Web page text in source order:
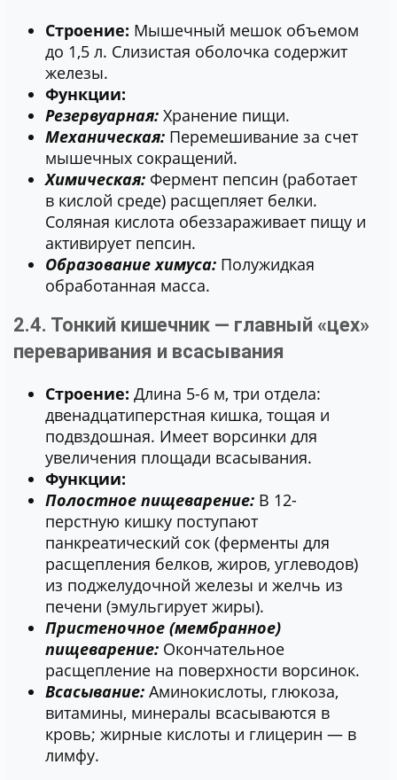
Строение: Мышечный мешок объемом
до 1,5 л. Слизистая оболочка содержит
железы.
Функции:
Резервуарная: Хранение пищи.
Механическая: Перемешивание за счет
мышечных сокращений.
Химическая: Фермент пепсин (работает
в кислой среде) расщепляет белки.
Соляная кислота обеззараживает пищу и
активирует пепсин.
Образование химуса: Полужидкая
обработанная масса.
2.4. Тонкий кишечник — главный «цех»
переваривания и всасывания
Строение: Длина 5-6 м, три отдела:
двенадцатиперстная кишка, тощая и
подвздошная. Имеет ворсинки для
увеличения площади всасывания.
Функции:
Полостное пищеварение: В 12-
перстную кишку поступают
панкреатический сок (ферменты для
расщепления белков, жиров, углеводов)
из поджелудочной железы и желчь из
печени (эмульгирует жиры).
Пристеночное (мембранное)
пищеварение: Окончательное
расщепление на поверхности ворсинок.
Всасывание: Аминокислоты, глюкоза,
витамины, минералы всасываются в
кровь; жирные кислоты и глицерин — в
лимфу.